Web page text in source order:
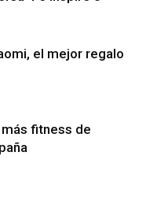
el mejor regalo
fitness de